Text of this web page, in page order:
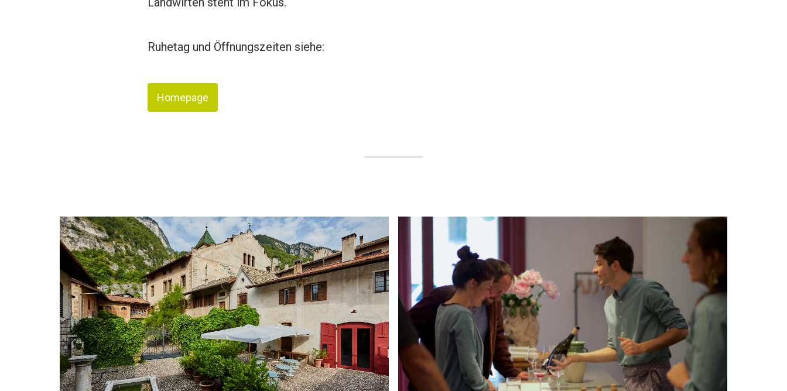
Ruhetag und Öffnungszeiten siehe:
Homepage